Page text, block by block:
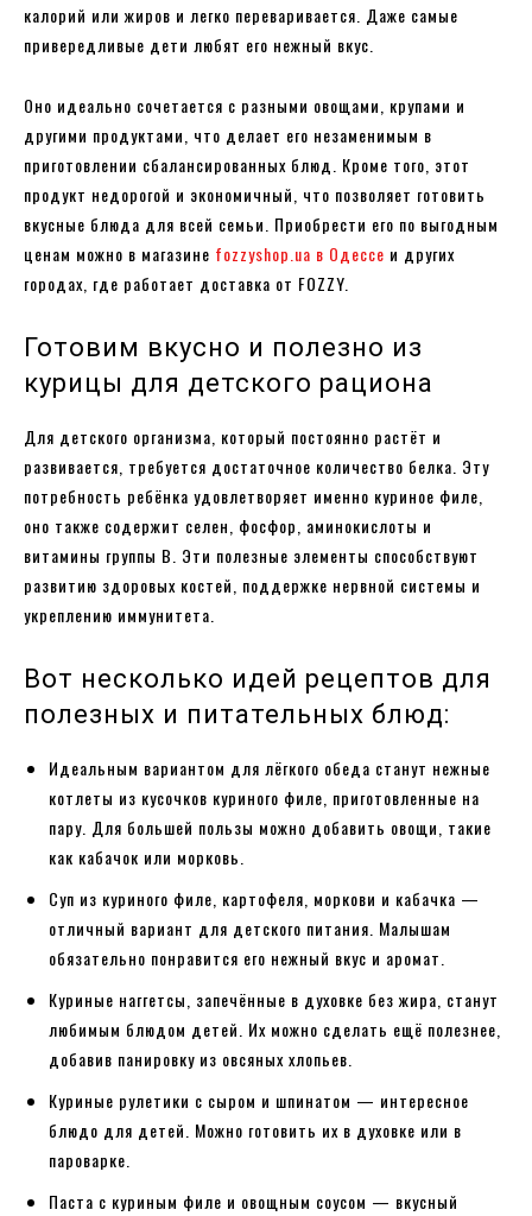
калорий или жиров и легко переваривается. Даже самые
привередливые дети любят его нежный вкус.
Оно идеально сочетается с разными овощами, крупами и
другими продуктами, что делает его незаменимым в
приготовлении сбалансированных блюд. Кроме того, этот
продукт недорогой и экономичный, что позволяет готовить
вкусные блюда для всей семьи. Приобрести его по выгодным
ценам можно в магазине fozzyshop.ua в Одессе и других
городах, где работает доставка от FOZZY.
Готовим вкусно и полезно из
курицы для детского рациона
Для детского организма, который постоянно растёт и
развивается, требуется достаточное количество белка. Эту
потребность ребёнка удовлетворяет именно куриное филе,
оно также содержит селен, фосфор, аминокислоты и
витамины группы B. Эти полезные элементы способствуют
развитию здоровых костей, поддержке нервной системы и
укреплению иммунитета.
Вот несколько идей рецептов для
полезных и питательных блюд:
Идеальным вариантом для лёгкого обеда станут нежные
котлеты из кусочков куриного филе, приготовленные на
пару. Для большей пользы можно добавить овощи, такие
как кабачок или морковь.
Суп из куриного филе, картофеля, моркови и кабачка —
отличный вариант для детского питания. Малышам
обязательно понравится его нежный вкус и аромат.
Куриные наггетсы, запечённые в духовке без жира, станут
любимым блюдом детей. Их можно сделать ещё полезнее,
добавив панировку из овсяных хлопьев.
Куриные рулетики с сыром и шпинатом — интересное
блюдо для детей. Можно готовить их в духовке или в
пароварке.
Паста с куриным филе и овощным соусом — вкусный